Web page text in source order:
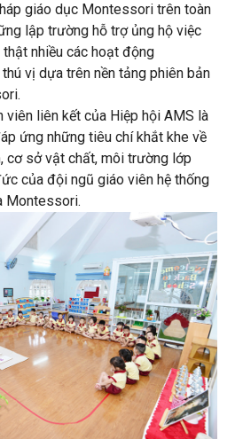
giáo dục Montessori trên toàn
lập trường hỗ trợ ủng hộ việc
nhiều các hoạt động
vị dựa trên nền tảng phiên bản
viên liên kết của Hiệp hội AMS là
ứng những tiêu chí khắt khe về
cơ sở vật chất, môi trường lớp
của đội ngũ giáo viên hệ thống
Montessori.